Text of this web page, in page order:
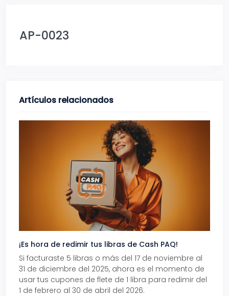
AP-0023
Artículos relacionados
¡Es hora de redimir tus libras de Cash PAQ!
Si facturaste 5 libras o más del 17 de noviembre al
31 de diciembre del 2025, ahora es el momento de
usar tus cupones de flete de 1 libra para redimir del
1 de febrero al 30 de abril del 2026.